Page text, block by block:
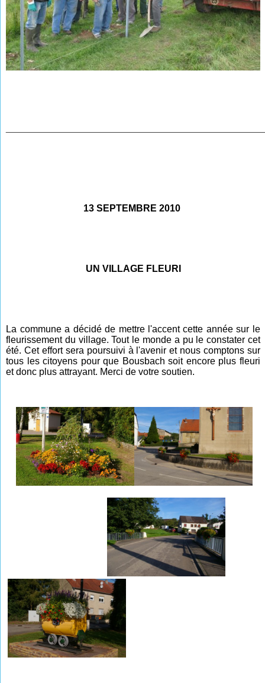
13 SEPTEMBRE 2010
UN VILLAGE FLEURI
La commune a décidé de mettre l'accent cette année sur le
fleurissement du village. Tout le monde a pu le constater cet
été. Cet effort sera poursuivi à l'avenir et nous comptons sur
tous les citoyens pour que Bousbach soit encore plus fleuri
et donc plus attrayant. Merci de votre soutien.